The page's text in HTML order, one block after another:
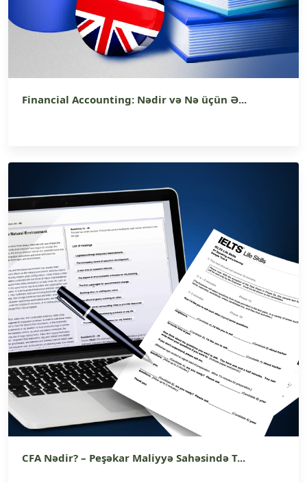
Financial Accounting: Nədir və Nə üçün Ə...
CFA Nədir? – Peşəkar Maliyyə Sahəsində T...